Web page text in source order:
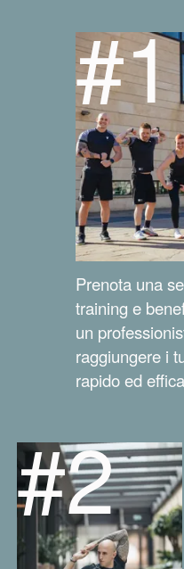
#1
Prenota una
training e
un
raggiungere i
rapido ed
#2